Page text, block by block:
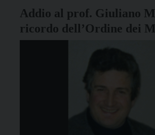
Addio al prof. Giuliano
ricordo dell’Ordine dei
Trento